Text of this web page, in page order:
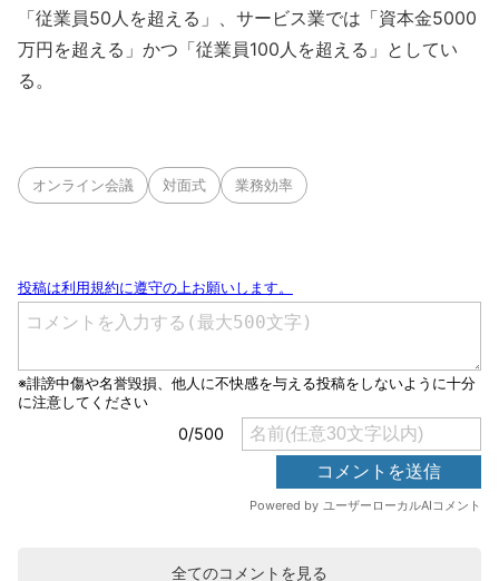
「従業員50人を超える」、サービス業では「資本金5000
万円を超える」かつ「従業員100人を超える」としてい
る。
オンライン会議 対面式 業務効率
全てのコメントを見る